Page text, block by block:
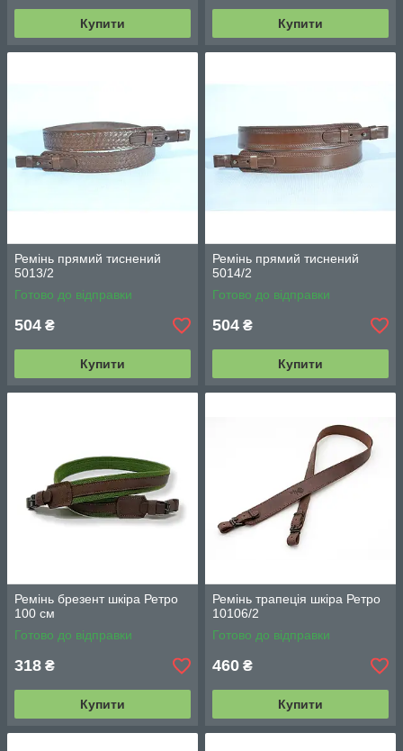
Купити Купити
Ремінь прямий тиснений
5013/2
Готово до відправки
504 ₴
Купити
Ремінь прямий тиснений
5014/2
Готово до відправки
504 ₴
Купити
Ремінь брезент шкіра Ретро
100 см
Готово до відправки
318 ₴
Купити
Ремінь трапеція шкіра Ретро
10106/2
Готово до відправки
460 ₴
Купити